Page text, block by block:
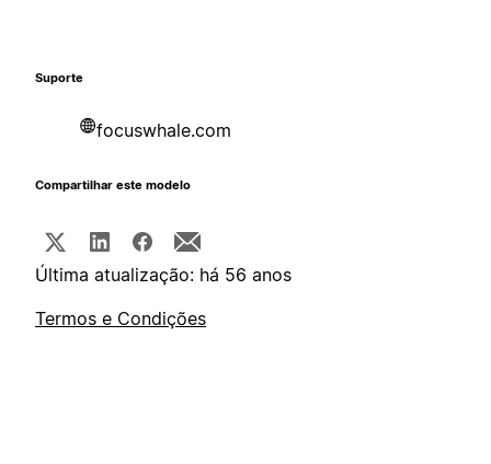
Suporte
focuswhale.com
Compartilhar este modelo
Última atualização: há 56 anos
Termos e Condições